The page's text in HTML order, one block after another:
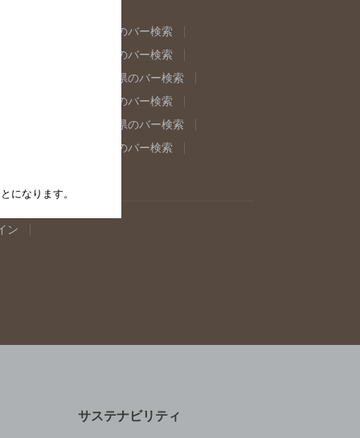
福島県のバー検索
東京都のバー検索
岐阜県のバー検索
奈良県のバー検索
島根県のバー検索
佐賀県のバー検索
ン
サステナビリティ
になります。